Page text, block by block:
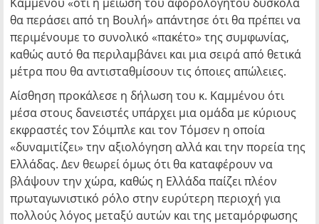
θα περάσει από τη Βουλή» απάντησε ότι θα πρέπει να
περιμένουμε το συνολικό «πακέτο» της συμφωνίας,
καθώς αυτό θα περιλαμβάνει και μια σειρά από θετικά
μέτρα που θα αντισταθμίσουν τις όποιες απώλειες.
Αίσθηση προκάλεσε η δήλωση του κ. Καμμένου ότι
μέσα στους δανειστές υπάρχει μια ομάδα με κύριους
εκφραστές τον Σόιμπλε και τον Τόμσεν η οποία
«δυναμιτίζει» την αξιολόγηση αλλά και την πορεία της
Ελλάδας. Δεν θεωρεί όμως ότι θα καταφέρουν να
βλάψουν την χώρα, καθώς η Ελλάδα παίζει πλέον
πρωταγωνιστικό ρόλο στην ευρύτερη περιοχή για
πολλούς λόγος μεταξύ αυτών και της μεταμόρφωσης